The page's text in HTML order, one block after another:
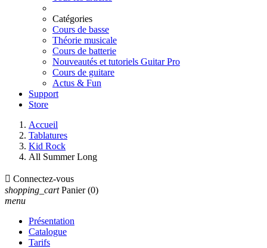
Catégories
Cours de basse
Théorie musicale
Cours de batterie
Nouveautés et tutoriels Guitar Pro
Cours de guitare
Actus & Fun
Support
Store
Accueil
Tablatures
Kid Rock
All Summer Long
 Connectez-vous
shopping_cart Panier (0)
menu
Présentation
Catalogue
Tarifs